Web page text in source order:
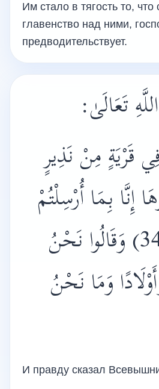
Им стало в тягость то, что
главенство над ними,
предводительствует.
تَعَالَىٰ:
قَرْيَةٍ مِنْ نَذِيرٍ
إِنَّا بِمَا أُرْسِلْتُمْ
بِهِ كَافِرُونَ (34) وَقَالُوا نَحْنُ
وَمَا نَحْنُ
И правду сказал